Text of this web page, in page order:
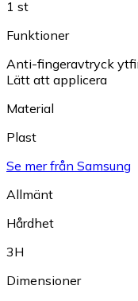
1 st
Funktioner
Anti-fingeravtryck
Lätt att applicera
Material
Plast
Se mer från Samsung
Allmänt
Hårdhet
3H
Dimensioner